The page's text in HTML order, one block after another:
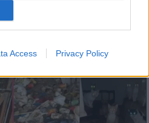
Access Privacy Policy
για παράβαση της
και περί ζώων